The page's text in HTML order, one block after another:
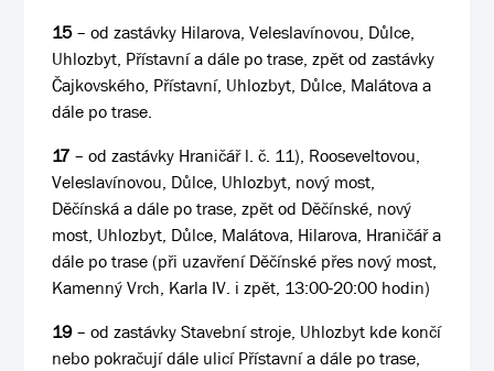
15– od zastávky Hilarova, Veleslavínovou, Důlce,
Uhlozbyt, Přístavní a dále po trase, zpět od zastávky
Čajkovského, Přístavní, Uhlozbyt, Důlce, Malátova a
dále po trase.
17 – od zastávky Hraničář l. č. 11), Rooseveltovou,
Veleslavínovou, Důlce, Uhlozbyt, nový most,
Děčínská a dále po trase, zpět od Děčínské, nový
most, Uhlozbyt, Důlce, Malátova, Hilarova, Hraničář a
dále po trase (při uzavření Děčínské přes nový most,
Kamenný Vrch, Karla IV. i zpět, 13:00-20:00 hodin)
19– od zastávky Stavební stroje, Uhlozbyt kde končí
nebo pokračují dále ulicí Přístavní a dále po trase,